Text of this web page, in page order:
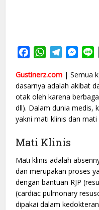
FacebookWhatsApp
Telegram
Gustinerz.com | Semua
dasarnya adalah akibat
otak oleh karena
dll). Dalam dunia medis,
yakni mati klinis dan
Mati Klinis
Mati klinis adalah
dan merupakan proses
dengan bantuan RJP
(cardiac pulmonary
dipakai dalam